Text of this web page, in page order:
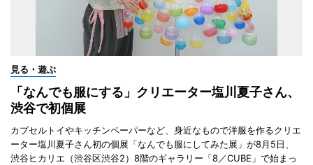
見る・遊ぶ
「なんでも服にする」クリエーター塩川夏子さん、
渋谷で初個展
カプセルトイやキッチンペーパーなど、身近なもので洋服を作るクリエ
ーター塩川夏子さん初の個展「なんでも服にしてみた展」が8月5日、
渋谷ヒカリエ（渋谷区渋谷2）8階のギャラリー「8／CUBE」で始まっ